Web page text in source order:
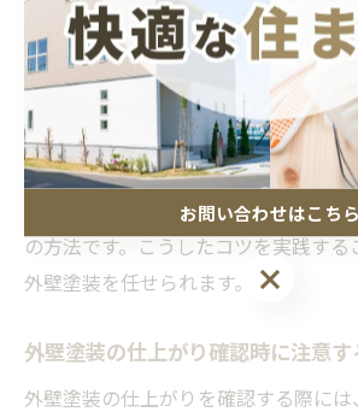
が起こりやすいため、重点的な点検
に、業者とのコミュニケーションを
や疑問点はその都度確認する姿勢が重
仕上げミスを見逃すと、後々の補修や
り手間や費用が増加します。早期発見
者機関の検査や専門家のアドバイスを
の方法です。こうしたコツを実践する
外壁塗装を任せられます。
外壁塗装の仕上がり確認時に注意
外壁塗装の仕上がりを確認する際に
お問い合わせはこちら
お問い合わせはこちら